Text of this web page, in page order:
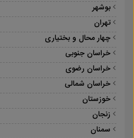
بوشهر
تهران
چهار محال و بختیاری
خراسان جنوبی
خراسان رضوی
خراسان شمالی
خوزستان
زنجان
سمنان